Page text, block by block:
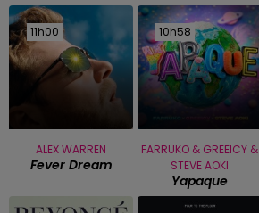
11h00
11h00
ALEX WARREN
Fever Dream
10h58
10h58
FARRUKO & GREEICY &
STEVE AOKI
Yapaque